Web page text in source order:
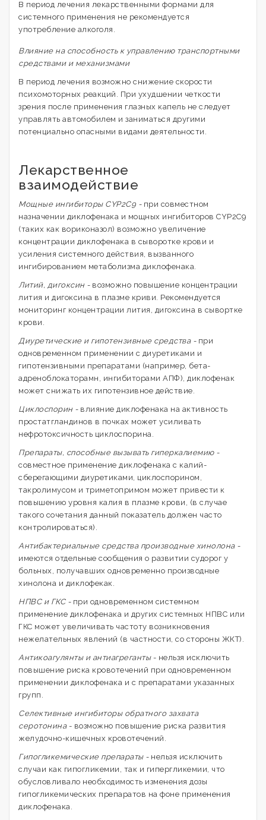
В период лечения лекарственными формами для
системного применения не рекомендуется
употребление алкоголя.
Влияние на способность к управлению транспортными
средствами и механизмами
В период лечения возможно снижение скорости
психомоторных реакций. При ухудшении четкости
зрения после применения глазных капель не следует
управлять автомобилем и заниматься другими
потенциально опасными видами деятельности.
Лекарственное
взаимодействие
Мощные ингибиторы CYP2C9 - при совместном
назначении диклофенака и мощных ингибиторов CYP2C9
(таких как вориконазол) возможно увеличение
концентрации диклофенака в сыворотке крови и
усиления системного действия, вызванного
ингибированием метаболизма диклофенака.
Литий, дигоксин - возможно повышение концентрации
лития и дигоксина в плазме криви. Рекомендуется
мониторинг концентрации лития, дигоксина в сывортке
крови.
Диуретические и гипотензивные средства - при
одновременном применении с диуретиками и
гипотензивными препаратами (например, бета-
адреноблокаторамн, ингибиторами АПФ), диклофенак
может снижать их гипотензивное действие.
Циклоспорин - влияние диклофенака на активность
простатгландинов в почках может усиливать
нефротоксичность циклоспорина.
Препараты, способные вызывать гиперкалиемию -
совместное применение диклофенака с калий-
сберегающими диуретиками, циклоспорином,
такролимусом и триметопримом может привести к
повышению уровня калия в плазме крови, (в случае
такого сочетания данный показатель должен часто
контролироваться).
Антибактериальные средства производные хинолона -
имеются отдельные сообщения о развитии судорог у
больных, получавших одновременно производные
хинолона и диклофекак.
НПВС и ГКС -при одновременном системном
применение диклофенака и других системных НПВС или
ГКС может увеличивать частоту возникновения
нежелательных явлений (в частности, со стороны ЖКТ).
Антикоагулянты и антиагреганты- нельзя исключить
повышение риска кровотечений при одновременном
применении диклофенака и с препаратами указанных
групп.
Селективные ингибиторы обратного захвата
серотонина - возможно повышение риска развития
желудочно-кишечных кровотечений.
Гипогликемические препараты - нельзя исключить
случаи как гипогликемии, так и гипергликемии, что
обусловливало необходимость изменения дозы
гипогликемических препаратов на фоне применения
диклофенака.